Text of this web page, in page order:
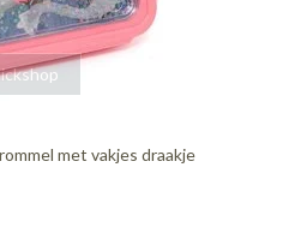
met vakjes draakje